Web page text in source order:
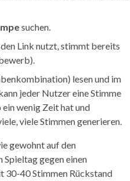
suchen.
Link nutzt, stimmt bereits
lesen und im
jeder Nutzer eine Stimme
wenig Zeit hat und
viele Stimmen generieren.
gewohnt auf den
gegen einen
30-40 Stimmen Rückstand